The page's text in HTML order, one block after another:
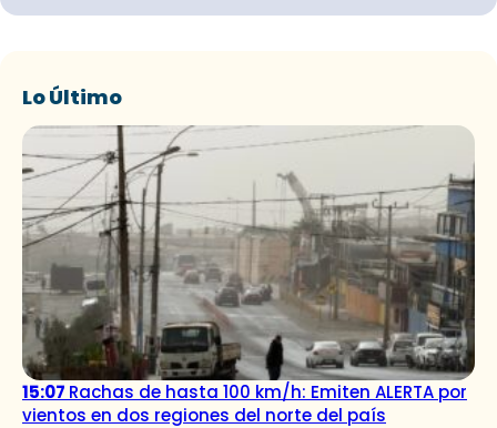
Lo Último
15:07 Rachas de hasta 100 km/h: Emiten ALERTA por
vientos en dos regiones del norte del país